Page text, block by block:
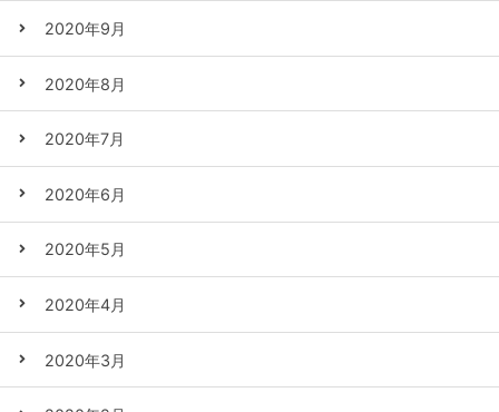
2020年9月
2020年8月
2020年7月
2020年6月
2020年5月
2020年4月
2020年3月